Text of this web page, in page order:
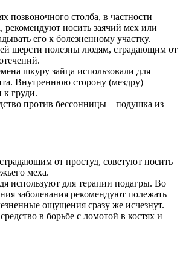
позвоночного столба, в частности
рекомендуют носить заячий мех или
его к болезненному участку.
шерсти полезны людям, страдающим от
шкуру зайца использовали для
Внутреннюю сторону (мездру)
к груди.
против бессонницы – подушка из
от простуд, советуют носить
меха.
используют для терапии подагры. Во
заболевания рекомендуют полежать
ощущения сразу же исчезнут.
в борьбе с ломотой в костях и